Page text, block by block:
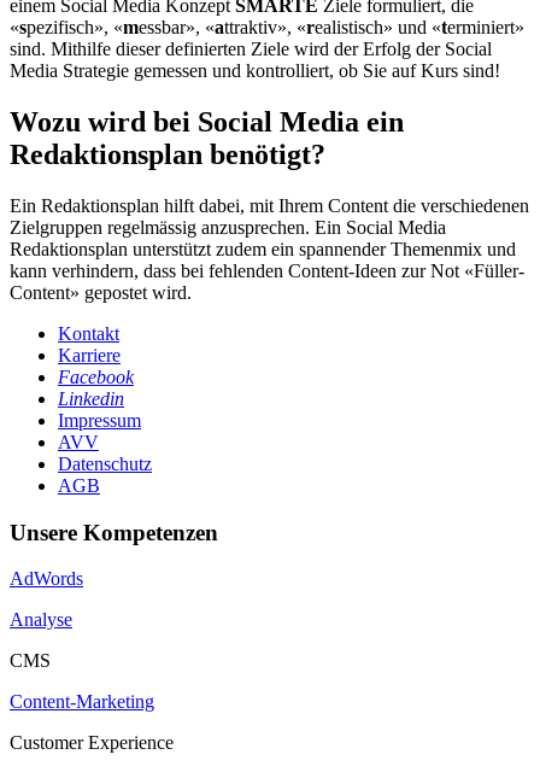
einem Social Media Konzept SMARTE Ziele formuliert, die
«spezifisch», «messbar», «attraktiv», «realistisch» und «terminiert»
sind. Mithilfe dieser definierten Ziele wird der Erfolg der Social
Media Strategie gemessen und kontrolliert, ob Sie auf Kurs sind!
Wozu wird bei Social Media ein
Redaktionsplan benötigt?
Ein Redaktionsplan hilft dabei, mit Ihrem Content die verschiedenen
Zielgruppen regelmässig anzusprechen. Ein Social Media
Redaktionsplan unterstützt zudem ein spannender Themenmix und
kann verhindern, dass bei fehlenden Content-Ideen zur Not «Füller-
Content» gepostet wird.
Kontakt
Karriere
Facebook
Linkedin
Impressum
AVV
Datenschutz
AGB
Unsere Kompetenzen
AdWords
Analyse
CMS
Content-Marketing
Customer Experience